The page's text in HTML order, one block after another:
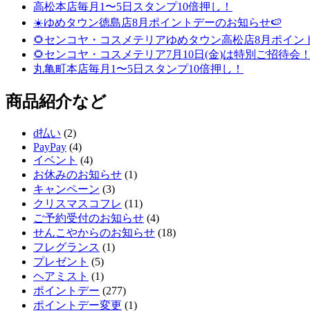
高松本店毎月1〜5日スタンプ10倍押し！
☀️ゆめタウン徳島店8月ポイントデーのお知らせ🍉
🌻センコヤ・コスメテリアゆめタウン高松店8月ポイン
🌻センコヤ・コスメテリア7月10日(金)は特別ご招待会
丸亀町本店毎月1〜5日スタンプ10倍押し！
商品紹介など
d払い (2)
PayPay (4)
イベント (4)
お休みのお知らせ (1)
キャンペーン (3)
クリスマスコフレ (11)
ご予約受付のお知らせ (4)
せんこやからのお知らせ (18)
フレグランス (1)
プレゼント (5)
ヘアミスト (1)
ポイントデー (277)
ポイントデー変更 (1)